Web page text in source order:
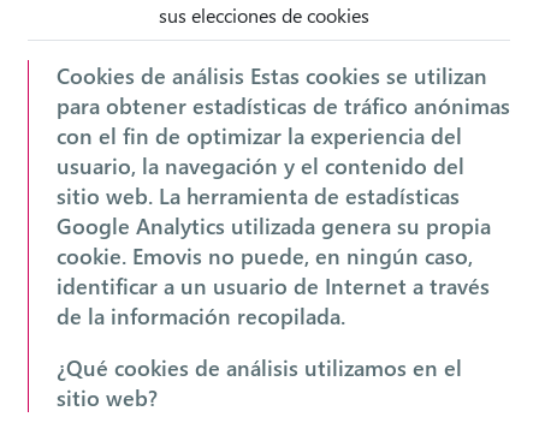
sus elecciones de cookies
Cookies de análisis Estas cookies se utilizan
para obtener estadísticas de tráfico anónimas
con el fin de optimizar la experiencia del
usuario, la navegación y el contenido del
sitio web. La herramienta de estadísticas
Google Analytics utilizada genera su propia
cookie. Emovis no puede, en ningún caso,
identificar a un usuario de Internet a través
de la información recopilada.
¿Qué cookies de análisis utilizamos en el
sitio web?